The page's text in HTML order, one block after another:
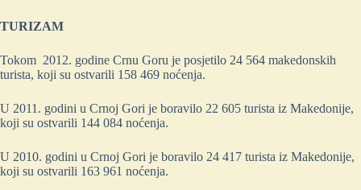
TURIZAM
Tokom 2012. godine Crnu Goru je posjetilo 24 564 makedonskih
turista, koji su ostvarili 158 469 noćenja.
U 2011. godini u Crnoj Gori je boravilo 22 605 turista iz Makedonije,
koji su ostvarili 144 084 noćenja.
U 2010. godini u Crnoj Gori je boravilo 24 417 turista iz Makedonije,
koji su ostvarili 163 961 noćenja.